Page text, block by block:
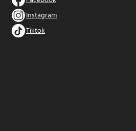
Instagram
Tiktok